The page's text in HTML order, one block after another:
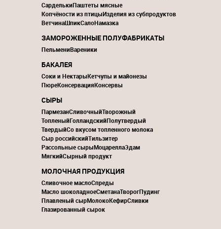
СарделькиПаштеты мясные
Копчёности из птицыИзделия из субпродуктов
ВетчинаШпикСалоНамазка
ЗАМОРОЖЕННЫЕ ПОЛУФАБРИКАТЫ
ПельмениВареники
БАКАЛЕЯ
Соки и НектарыКетчупы и майонезы
ПюреКонсервацияКонсервы
СЫРЫ
ПармезанСливочныйТворожный
ТопленыйГолландскийПолутвердый
ТвердыйСо вкусом топленного молока
Сыр российскийТильзитер
Рассольные сырыМоцареллаЭдам
МягкийСырный продукт
МОЛОЧНАЯ ПРОДУКЦИЯ
Сливочное маслоСпреды
Масло шоколадноеСметанаТворогПудинг
Плавленый сырМолокоКефирСливки
Глазированный сырок